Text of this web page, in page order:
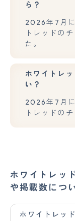
ら？
2026年7月
トレッドの
た。
ホワイトレ
い？
2026年7月
トレッドの
ホワイトレッ
や掲載数につ
ホワイトレッ